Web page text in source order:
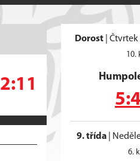
2:11
Dorost| Čtvrtek
10.
9. třída|
6.